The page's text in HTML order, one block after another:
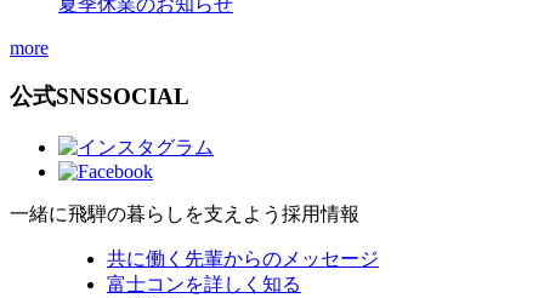
more
公式SNSSOCIAL
一緒に飛騨の暮らしを支えよう 採用情報
共に働く先輩からのメッセージ
富士コンを詳しく知る